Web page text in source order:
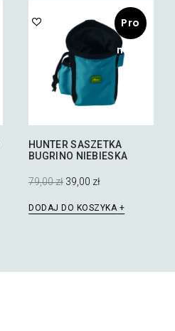
Pro
mocj
HUNTER SASZETKA
BUGRINO NIEBIESKA
79,00zł Pierwotna
cena
79,00 zł.
39,00 złAktualna
39,00 zł.
DODAJ DO KOSZYKA